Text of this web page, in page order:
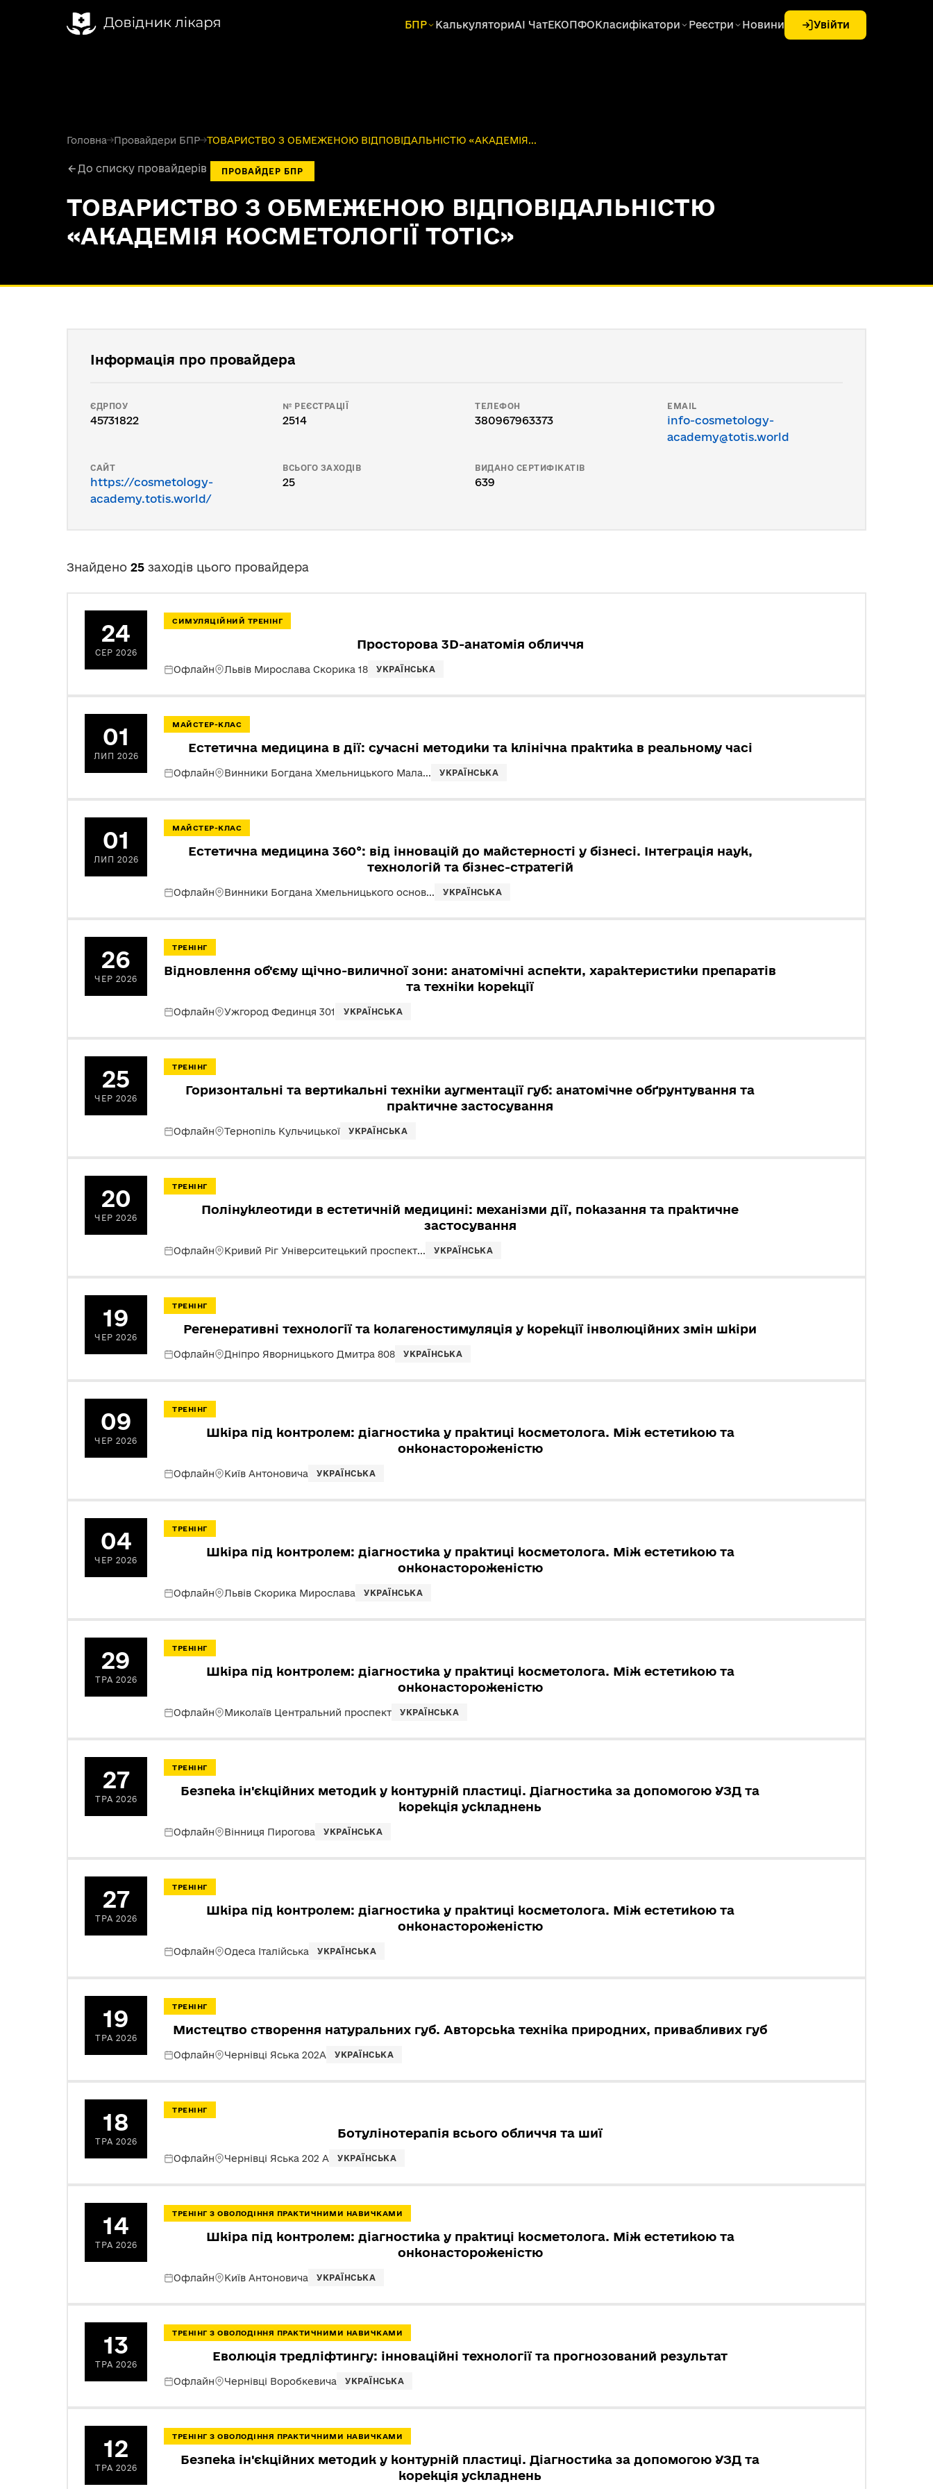
БПР КалькуляториAI ЧатЕКОПФОКласифікатори Реєстри Новини Увійти
Головна→Провайдери БПР→ТОВАРИСТВО З ОБМЕЖЕНОЮ ВІДПОВІДАЛЬНІСТЮ «АКАДЕМІЯ...
До списку провайдерів ПРОВАЙДЕР БПР
ТОВАРИСТВО З ОБМЕЖЕНОЮ ВІДПОВІДАЛЬНІСТЮ
«АКАДЕМІЯ КОСМЕТОЛОГІЇ ТОТІС»
Інформація про провайдера
ЄДРПОУ
45731822
№ РЕЄСТРАЦІЇ
2514
ТЕЛЕФОН
380967963373
EMAIL
info-cosmetology-
academy@totis.world
САЙТ
https://cosmetology-
academy.totis.world/
ВСЬОГО ЗАХОДІВ
25
ВИДАНО СЕРТИФІКАТІВ
639
Знайдено 25 заходів цього провайдера
24
СЕР 2026
СИМУЛЯЦІЙНИЙ ТРЕНІНГ
Просторова 3D-анатомія обличчя
Офлайн Львів Мирослава Скорика 18 УКРАЇНСЬКА
01
ЛИП 2026
МАЙСТЕР-КЛАС
Естетична медицина в дії: сучасні методики та клінічна практика в реальному часі
Офлайн Винники Богдана Хмельницького Мала... УКРАЇНСЬКА
01
ЛИП 2026
МАЙСТЕР-КЛАС
Естетична медицина 360°: від інновацій до майстерності у бізнесі. Інтеграція наук,
технологій та бізнес-стратегій
Офлайн Винники Богдана Хмельницького основ... УКРАЇНСЬКА
26
ЧЕР 2026
ТРЕНІНГ
Відновлення об'єму щічно-виличної зони: анатомічні аспекти, характеристики препаратів
та техніки корекції
Офлайн Ужгород Фединця 301 УКРАЇНСЬКА
25
ЧЕР 2026
ТРЕНІНГ
Горизонтальні та вертикальні техніки аугментації губ: анатомічне обґрунтування та
практичне застосування
Офлайн Тернопіль Кульчицької УКРАЇНСЬКА
20
ЧЕР 2026
ТРЕНІНГ
Полінуклеотиди в естетичній медицині: механізми дії, показання та практичне
застосування
Офлайн Кривий Ріг Університецький проспект... УКРАЇНСЬКА
19
ЧЕР 2026
ТРЕНІНГ
Регенеративні технології та колагеностимуляція у корекції інволюційних змін шкіри
Офлайн Дніпро Яворницького Дмитра 808 УКРАЇНСЬКА
09
ЧЕР 2026
ТРЕНІНГ
Шкіра під контролем: діагностика у практиці косметолога. Між естетикою та
онконастороженістю
Офлайн Київ Антоновича УКРАЇНСЬКА
04
ЧЕР 2026
ТРЕНІНГ
Шкіра під контролем: діагностика у практиці косметолога. Між естетикою та
онконастороженістю
Офлайн Львів Скорика Мирослава УКРАЇНСЬКА
29
ТРА 2026
ТРЕНІНГ
Шкіра під контролем: діагностика у практиці косметолога. Між естетикою та
онконастороженістю
Офлайн Миколаїв Центральний проспект УКРАЇНСЬКА
27
ТРА 2026
ТРЕНІНГ
Безпека ін'єкційних методик у контурній пластиці. Діагностика за допомогою УЗД та
корекція ускладнень
Офлайн Вінниця Пирогова УКРАЇНСЬКА
27
ТРА 2026
ТРЕНІНГ
Шкіра під контролем: діагностика у практиці косметолога. Між естетикою та
онконастороженістю
Офлайн Одеса Італійська УКРАЇНСЬКА
19
ТРА 2026
ТРЕНІНГ
Мистецтво створення натуральних губ. Авторська техніка природних, привабливих губ
Офлайн Чернівці Яська 202А УКРАЇНСЬКА
18
ТРА 2026
ТРЕНІНГ
Ботулінотерапія всього обличчя та шиї
Офлайн Чернівці Яська 202 А УКРАЇНСЬКА
14
ТРА 2026
ТРЕНІНГ З ОВОЛОДІННЯ ПРАКТИЧНИМИ НАВИЧКАМИ
Шкіра під контролем: діагностика у практиці косметолога. Між естетикою та
онконастороженістю
Офлайн Київ Антоновича УКРАЇНСЬКА
13
ТРА 2026
ТРЕНІНГ З ОВОЛОДІННЯ ПРАКТИЧНИМИ НАВИЧКАМИ
Еволюція тредліфтингу: інноваційні технології та прогнозований результат
Офлайн Чернівці Воробкевича УКРАЇНСЬКА
12
ТРА 2026
ТРЕНІНГ З ОВОЛОДІННЯ ПРАКТИЧНИМИ НАВИЧКАМИ
Безпека ін'єкційних методик у контурній пластиці. Діагностика за допомогою УЗД та
корекція ускладнень